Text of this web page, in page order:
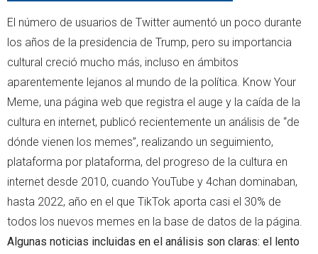
El número de usuarios de Twitter aumentó un poco durante
los años de la presidencia de Trump, pero su importancia
cultural creció mucho más, incluso en ámbitos
aparentemente lejanos al mundo de la política. Know Your
Meme, una página web que registra el auge y la caída de la
cultura en internet, publicó recientemente un análisis de “de
dónde vienen los memes”, realizando un seguimiento,
plataforma por plataforma, del progreso de la cultura en
internet desde 2010, cuando YouTube y 4chan dominaban,
hasta 2022, año en el que TikTok aporta casi el 30% de
todos los nuevos memes en la base de datos de la página.
Algunas noticias incluidas en el análisis son claras: el lento